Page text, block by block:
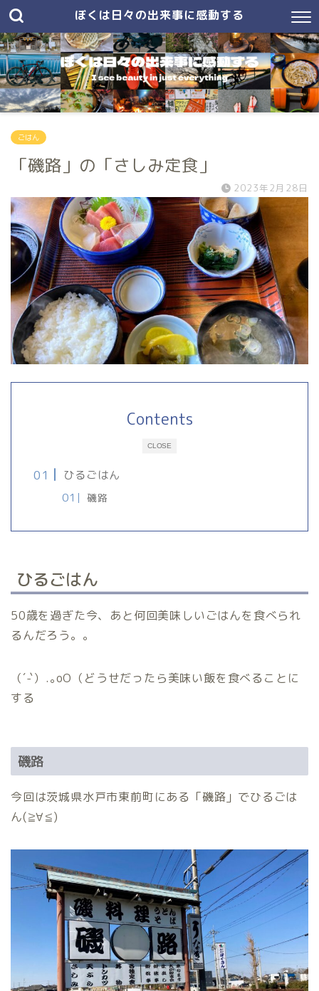
ぼくは日々の出来事に感動する
ごはん
「磯路」の「さしみ定食」
2023年2月28日
CLOSE
Contents
ひるごはん
磯路
ひるごはん
50歳を過ぎた今、あと何回美味しいごはんを食べられ
るんだろう。。
（´-`）.｡oO（どうせだったら美味い飯を食べることに
する
磯路
今回は茨城県水戸市東前町にある「磯路」でひるごは
ん(≧∀≦)